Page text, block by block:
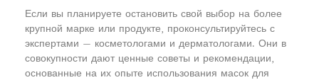
Если вы планируете остановить свой выбор на более
крупной марке или продукте, проконсультируйтесь с
экспертами — косметологами и дерматологами. Они в
совокупности дают ценные советы и рекомендации,
основанные на их опыте использования масок для